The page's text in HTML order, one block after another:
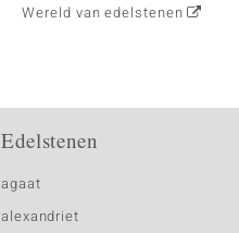
Wereld van edelstenen
Edelstenen
agaat
alexandriet